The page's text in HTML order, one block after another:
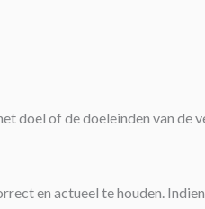
doel of de doeleinden van
en actueel te houden.